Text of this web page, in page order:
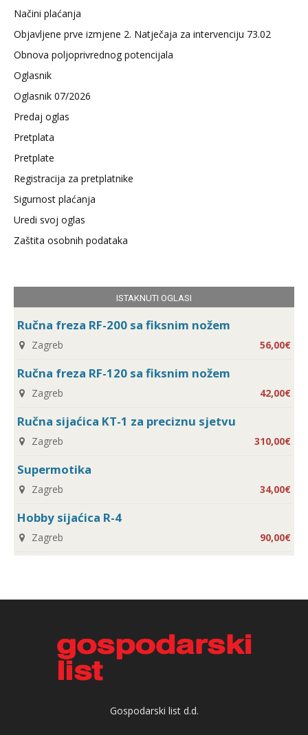
Načini plaćanja
Objavljene prve izmjene 2. Natječaja za intervenciju 73.02
Obnova poljoprivrednog potencijala
Oglasnik
Oglasnik 07/2026
Predaj oglas
Pretplata
Pretplate
Registracija za pretplatnike
Sigurnost plaćanja
Uredi svoj oglas
Zaštita osobnih podataka
ISTAKNUTI OGLASI
Ručna freza RF-200 sa fiksnim nožem
Zagreb 56,00€
Ručna freza RF-120 sa fiksnim nožem
Zagreb 42,00€
Ručna sijaćica KT-1 za preciznu sjetvu
Zagreb 310,00€
Supermotika
Zagreb 34,00€
Hobby sijaćica R-4
Zagreb 90,00€
Gospodarski list d.d.